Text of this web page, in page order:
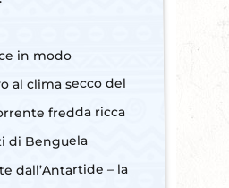
in modo
al clima secco del
fredda ricca
di Benguela
dall’Antartide – la